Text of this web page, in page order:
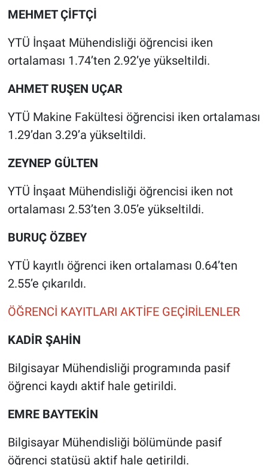
MEHMET ÇİFTÇİ
YTÜ İnşaat Mühendisliği öğrencisi iken
ortalaması 1.74’ten 2.92’ye yükseltildi.
AHMET RUŞEN UÇAR
YTÜ Makine Fakültesi öğrencisi iken ortalaması
1.29’dan 3.29’a yükseltildi.
ZEYNEP GÜLTEN
YTÜ İnşaat Mühendisliği öğrencisi iken not
ortalaması 2.53’ten 3.05’e yükseltildi.
BURUÇ ÖZBEY
YTÜ kayıtlı öğrenci iken ortalaması 0.64’ten
2.55’e çıkarıldı.
ÖĞRENCİ KAYITLARI AKTİFE GEÇİRİLENLER
KADİR ŞAHİN
Bilgisayar Mühendisliği programında pasif
öğrenci kaydı aktif hale getirildi.
EMRE BAYTEKİN
Bilgisayar Mühendisliği bölümünde pasif
öğrenci statüsü aktif hale getirildi.